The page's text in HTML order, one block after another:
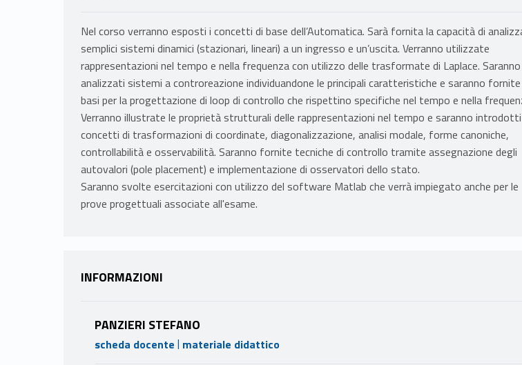
Nel corso verranno esposti i concetti di base dell’Automatica. Sarà fornita la capacità di
semplici sistemi dinamici (stazionari, lineari) a un ingresso e un’uscita. Verranno utilizzate
rappresentazioni nel tempo e nella frequenza con utilizzo delle trasformate di Laplace. Saranno
analizzati sistemi a controreazione individuandone le principali caratteristiche e saranno
basi per la progettazione di loop di controllo che rispettino specifiche nel tempo e nella
Verranno illustrate le proprietà strutturali delle rappresentazioni nel tempo e saranno
concetti di trasformazioni di coordinate, diagonalizzazione, analisi modale, forme canoniche,
controllabilità e osservabilità. Saranno fornite tecniche di controllo tramite assegnazione degli
autovalori (pole placement) e implementazione di osservatori dello stato.
Saranno svolte esercitazioni con utilizzo del software Matlab che verrà impiegato anche per le
prove progettuali associate all'esame.
INFORMAZIONI
PANZIERI STEFANO
scheda docente | materiale didattico